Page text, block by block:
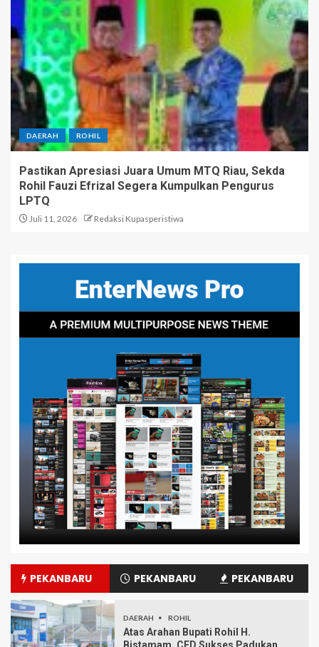
DAERAH ROHIL
Pastikan Apresiasi Juara Umum MTQ Riau, Sekda
Rohil Fauzi Efrizal Segera Kumpulkan Pengurus
LPTQ
Juli 11, 2026 Redaksi Kupasperistiwa
PEKANBARU PEKANBARU PEKANBARU
DAERAH ROHIL
Atas Arahan Bupati Rohil H.